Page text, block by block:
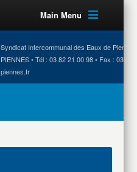
Main Menu
Syndicat Intercommunal des Eaux de
PIENNES • Tél : 03 82 21 00 98 • Fax : 03
piennes.fr